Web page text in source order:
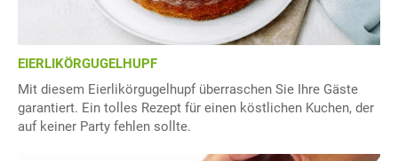
EIERLIKÖRGUGELHUPF
Mit diesem Eierlikörgugelhupf überraschen Sie Ihre Gäste
garantiert. Ein tolles Rezept für einen köstlichen Kuchen, der
auf keiner Party fehlen sollte.